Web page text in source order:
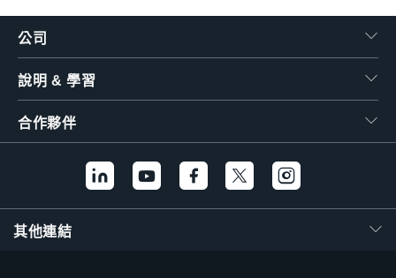
公司
說明 & 學習
合作夥伴
其他連結